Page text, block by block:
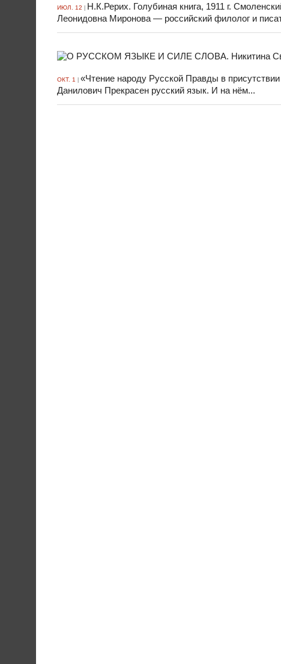
ИЮЛ. 12
Н.К.Рерих. Голубиная книга, 1911 г.
Леонидовна Миронова — российский филолог и
ОКТ. 1
«Чтение народу Русской Правды в
Данилович Прекрасен русский язык. И на нём...